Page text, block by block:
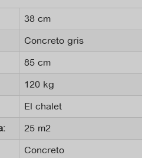
38 cm
Concreto gris
85 cm
120 kg
El chalet
25 m2
Concreto